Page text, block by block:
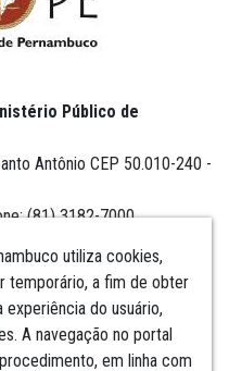
utiliza cookies,
temporário, a fim de obter
do usuário,
A navegação no portal
em linha com
Público de
Antônio CEP 50.010-240 -
(81) 3182-7000